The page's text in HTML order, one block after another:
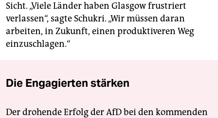
Sicht. „Viele Länder haben Glasgow frustriert
verlassen“, sagte Schukri. „Wir müssen daran
arbeiten, in Zukunft, einen produktiveren Weg
einzuschlagen.“
Die Engagierten stärken
Der drohende Erfolg der AfD bei den kommenden